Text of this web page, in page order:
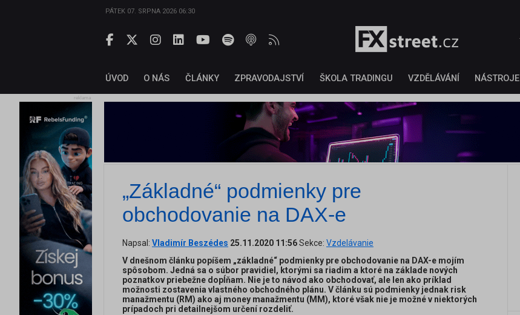
PÁTEK 07. SRPNA 2026 06:30
ÚVOD O NÁS ČLÁNKY ZPRAVODAJSTVÍ ŠKOLA TRADINGU VZDĚLÁVÁNÍ NÁSTROJE
reklama
„Základné“ podmienky pre
obchodovanie na DAX-e
Napsal: Vladimír Beszédes 25.11.2020 11:56Sekce: Vzdelávanie
V dnešnom článku popíšem „základné“ podmienky pre obchodovanie na DAX-e mojím
spôsobom. Jedná sa o súbor pravidiel, ktorými sa riadim a ktoré na základe nových
poznatkov priebežne dopĺňam. Nie je to návod ako obchodovať, ale len ako príklad
možnosti zostavenia vlastného obchodného plánu. V článku sú podmienky jednak risk
manažmentu (RM) ako aj money manažmentu (MM), ktoré však nie je možné v niektorých
prípadoch pri detailnejšom určení rozdeliť.